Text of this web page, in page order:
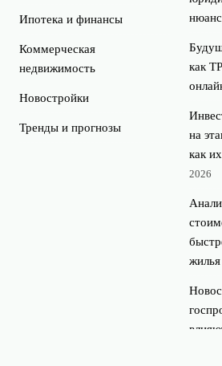
Ипотека и финансы
Коммерческая
недвижимость
Новостройки
Тренды и прогнозы
как
на
как
2026
жилья